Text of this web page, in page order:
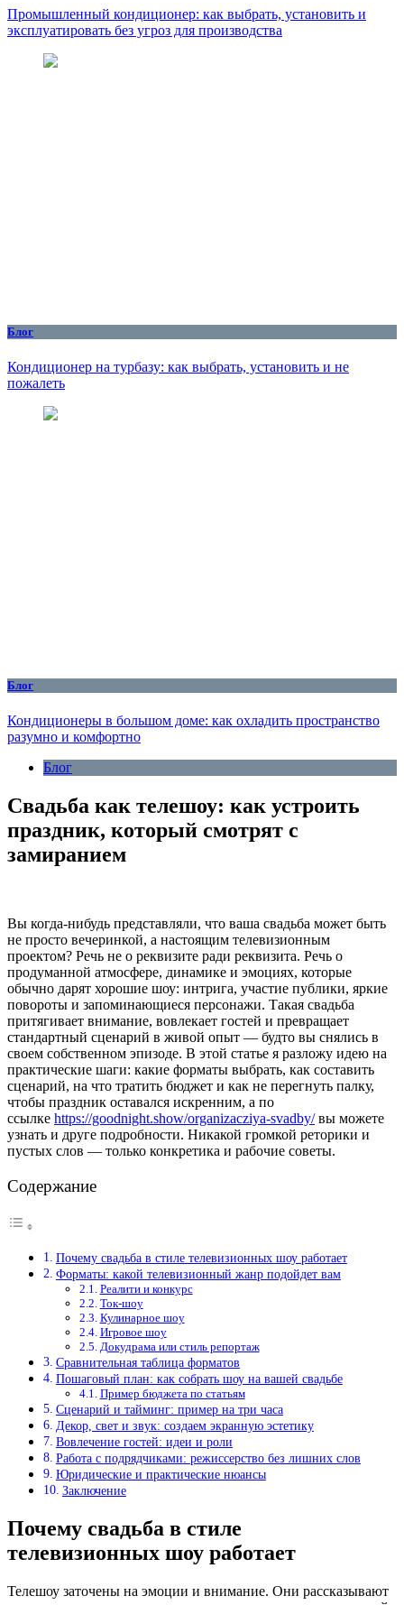
Промышленный кондиционер: как выбрать, установить и
эксплуатировать без угроз для производства
Блог
Кондиционер на турбазу: как выбрать, установить и не
пожалеть
Блог
Кондиционеры в большом доме: как охладить пространство
разумно и комфортно
Блог
Свадьба как телешоу: как устроить
праздник, который смотрят с
замиранием
Вы когда-нибудь представляли, что ваша свадьба может быть
не просто вечеринкой, а настоящим телевизионным
проектом? Речь не о реквизите ради реквизита. Речь о
продуманной атмосфере, динамике и эмоциях, которые
обычно дарят хорошие шоу: интрига, участие публики, яркие
повороты и запоминающиеся персонажи. Такая свадьба
притягивает внимание, вовлекает гостей и превращает
стандартный сценарий в живой опыт — будто вы снялись в
своем собственном эпизоде. В этой статье я разложу идею на
практические шаги: какие форматы выбрать, как составить
сценарий, на что тратить бюджет и как не перегнуть палку,
чтобы праздник оставался искренним, а по
ссылке https://goodnight.show/organizacziya-svadby/вы можете
узнать и друге подробности. Никакой громкой реторики и
пустых слов — только конкретика и рабочие советы.
Содержание
Почему свадьба в стиле телевизионных шоу работает
Форматы: какой телевизионный жанр подойдет вам
Реалити и конкурс
Ток-шоу
Кулинарное шоу
Игровое шоу
Докудрама или стиль репортаж
Сравнительная таблица форматов
Пошаговый план: как собрать шоу на вашей свадьбе
Пример бюджета по статьям
Сценарий и тайминг: пример на три часа
Декор, свет и звук: создаем экранную эстетику
Вовлечение гостей: идеи и роли
Работа с подрядчиками: режиссерство без лишних слов
Юридические и практические нюансы
Заключение
Почему свадьба в стиле
телевизионных шоу работает
Телешоу заточены на эмоции и внимание. Они рассказывают